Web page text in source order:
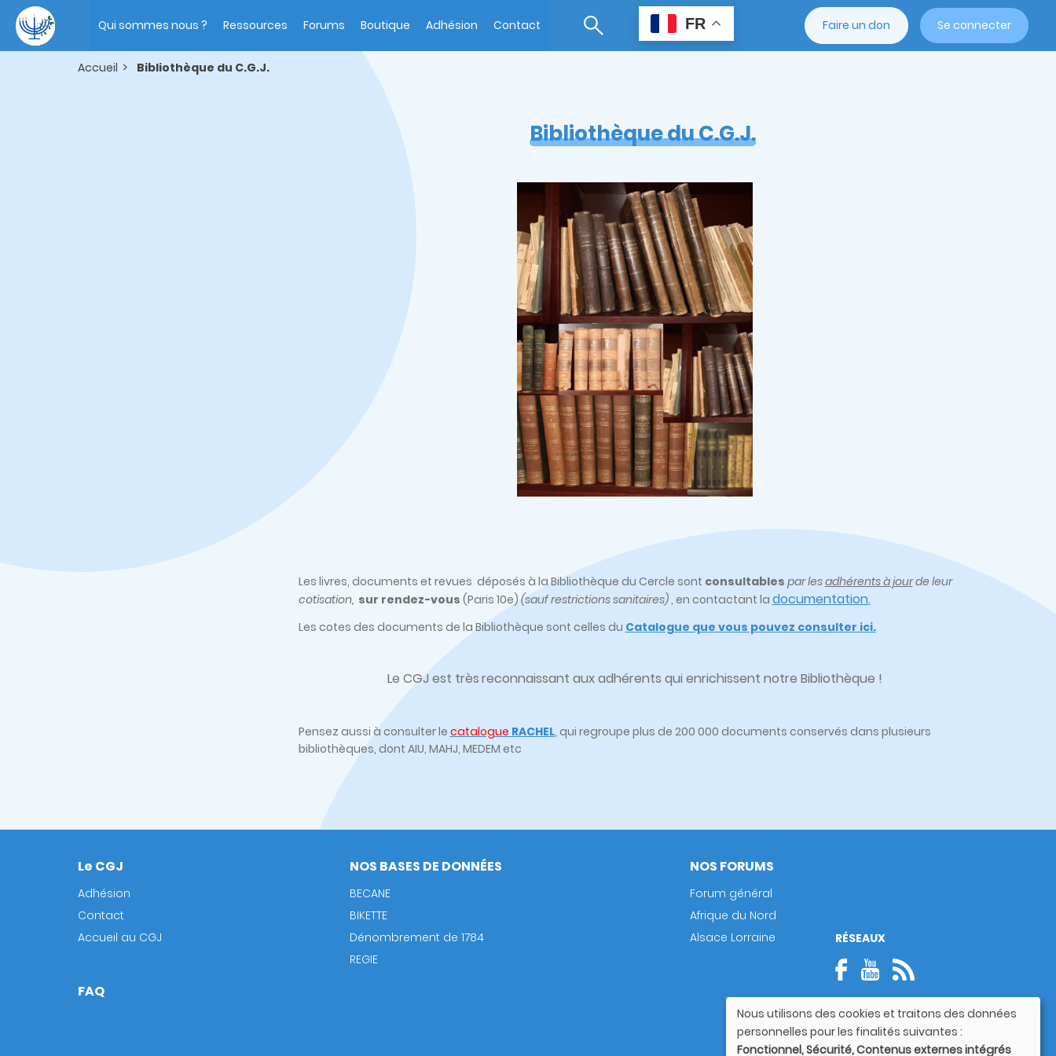
contenu
principal
navigation
Qui sommes nous ? Ressources Forums Boutique Adhésion Contact FR Faire un don Se connecter
Accueil Bibliothèque du C.G.J.
Bibliothèque du C.G.J.
Les livres, documents et revues déposés à la Bibliothèque du Cercle sont consultables par lesadhérents à jourde leur
cotisation, sur rendez-vous (Paris 10e)(sauf restrictions sanitaires), en contactant la documentation.
Les cotes des documents de la Bibliothèque sont celles du Catalogue que vous pouvez consulter ici.
Le CGJ est trèsreconnaissant aux adhérents qui enrichissent notre Bibliothèque !
Pensez aussi à consulter le catalogue RACHEL, qui regroupe plus de 200 000 documents conservés dans plusieurs
bibliothèques, dont AIU, MAHJ, MEDEM etc
Footer
Le CGJ
Adhésion
Contact
Accueil au CGJ
NOS BASES DE DONNÉES
BECANE
BIKETTE
Dénombrement de 1784
REGIE
NOS FORUMS
Forum général
Afrique du Nord
Alsace Lorraine
FAQ
RÉSEAUX
Utilisation
des
Nous utilisons des cookies et traitons des données
personnelles pour les finalités suivantes :
Fonctionnel, Sécurité, Contenus externes intégrés